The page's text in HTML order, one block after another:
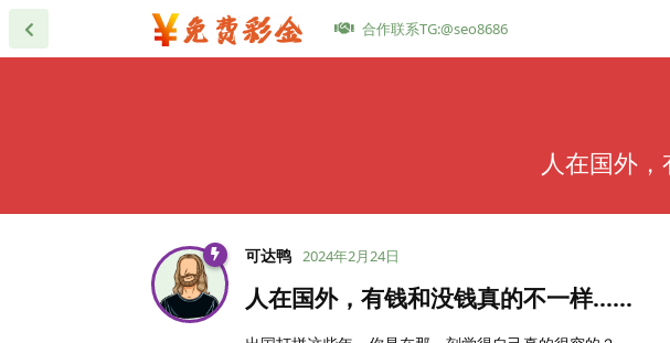
合作联系TG:@seo8686
人在国外
可达鸭 2024年2月24日
人在国外，有钱和没钱真的不一样……